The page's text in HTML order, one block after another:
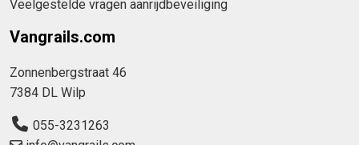
Veelgestelde vragen aanrijdbeveiliging
Vangrails.com
Zonnenbergstraat 46
7384 DL Wilp
055-3231263